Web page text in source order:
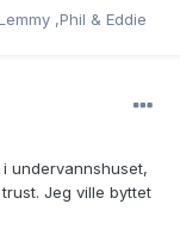
,Phil & Eddie
undervannshuset,
Jeg ville byttet